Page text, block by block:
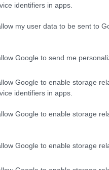
identifiers in apps.
my user data to be sent to
Google to send me
Google to enable storage
identifiers in apps.
Google to enable storage
Google to enable storage